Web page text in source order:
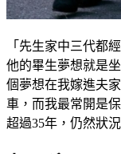
「先生家中三代都
他的畢生夢想就是
個夢想在我嫁進夫
車，而我最常開是
超過35年，仍然狀況